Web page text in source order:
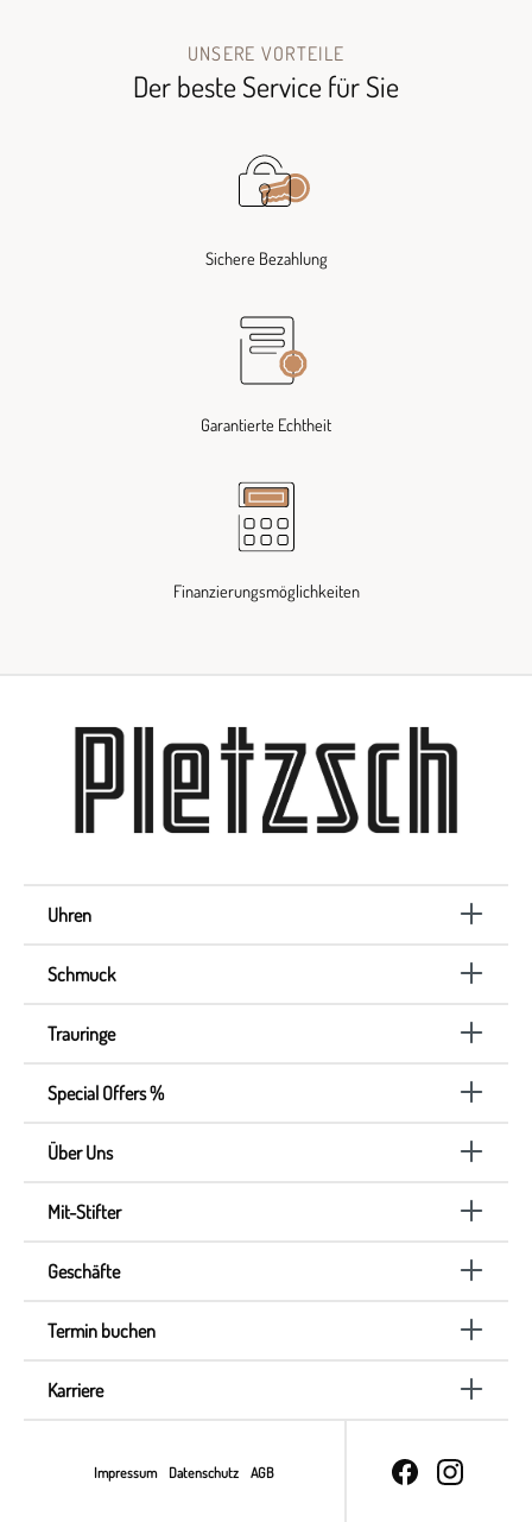
UNSERE VORTEILE
Der beste Service für Sie
Sichere Bezahlung
Garantierte Echtheit
Finanzierungsmöglichkeiten
Uhren
Schmuck
Trauringe
Special Offers %
Über Uns
Mit-Stifter
Geschäfte
Termin buchen
Karriere
Impressum Datenschutz AGB